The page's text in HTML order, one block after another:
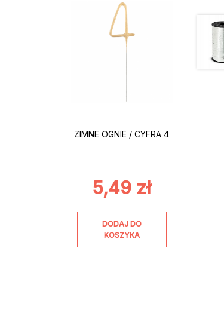
ZIMNE OGNIE / CYFRA 4
5,49 zł
DODAJ DO
KOSZYKA